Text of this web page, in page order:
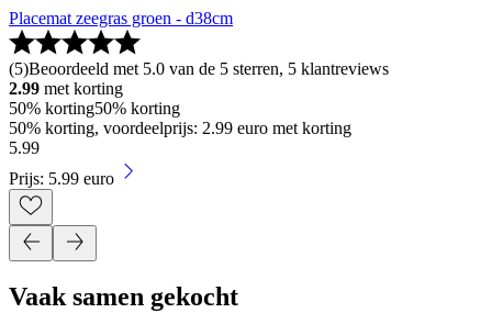
Placemat zeegras groen - d38cm
(5)Beoordeeld met 5.0 van de 5 sterren, 5 klantreviews
2.99 met korting
50% korting50% korting
50% korting, voordeelprijs: 2.99 euro met korting
5.99
Prijs: 5.99 euro
Vaak samen gekocht